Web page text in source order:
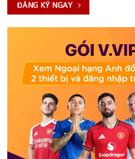
ĐĂNG KÝ NGAY